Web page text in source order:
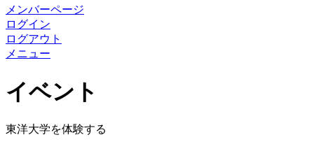
メンバーページ
ログイン
ログアウト
メニュー
イベント
東洋大学を体験する